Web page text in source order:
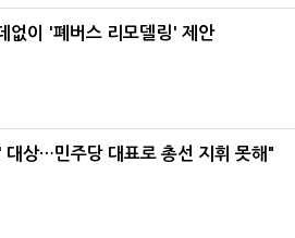
없이 '폐버스 리모델링' 제안
상…민주당 대표로 총선 지휘 못해"